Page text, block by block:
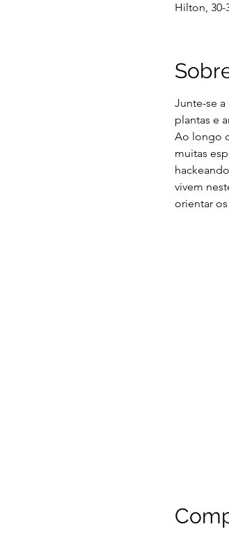
Hilton, 30-
Junte-se
plantas e
Ao longo
muitas
vivem
orientar